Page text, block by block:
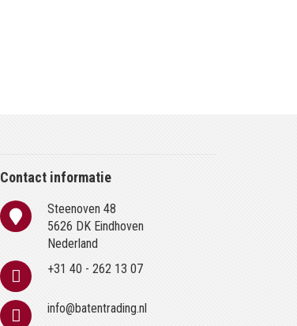
Contact informatie
Steenoven 48
5626 DK Eindhoven
Nederland
+31 40 - 262 13 07
info@batentrading.nl